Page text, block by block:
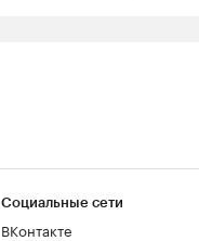
Социальные сети
ВКонтакте